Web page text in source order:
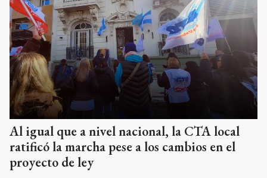
Al igual que a nivel nacional, la CTA local
ratificó la marcha pese a los cambios en el
proyecto de ley